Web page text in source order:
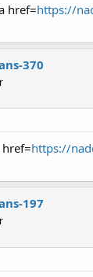
href=https://
370
https://
197